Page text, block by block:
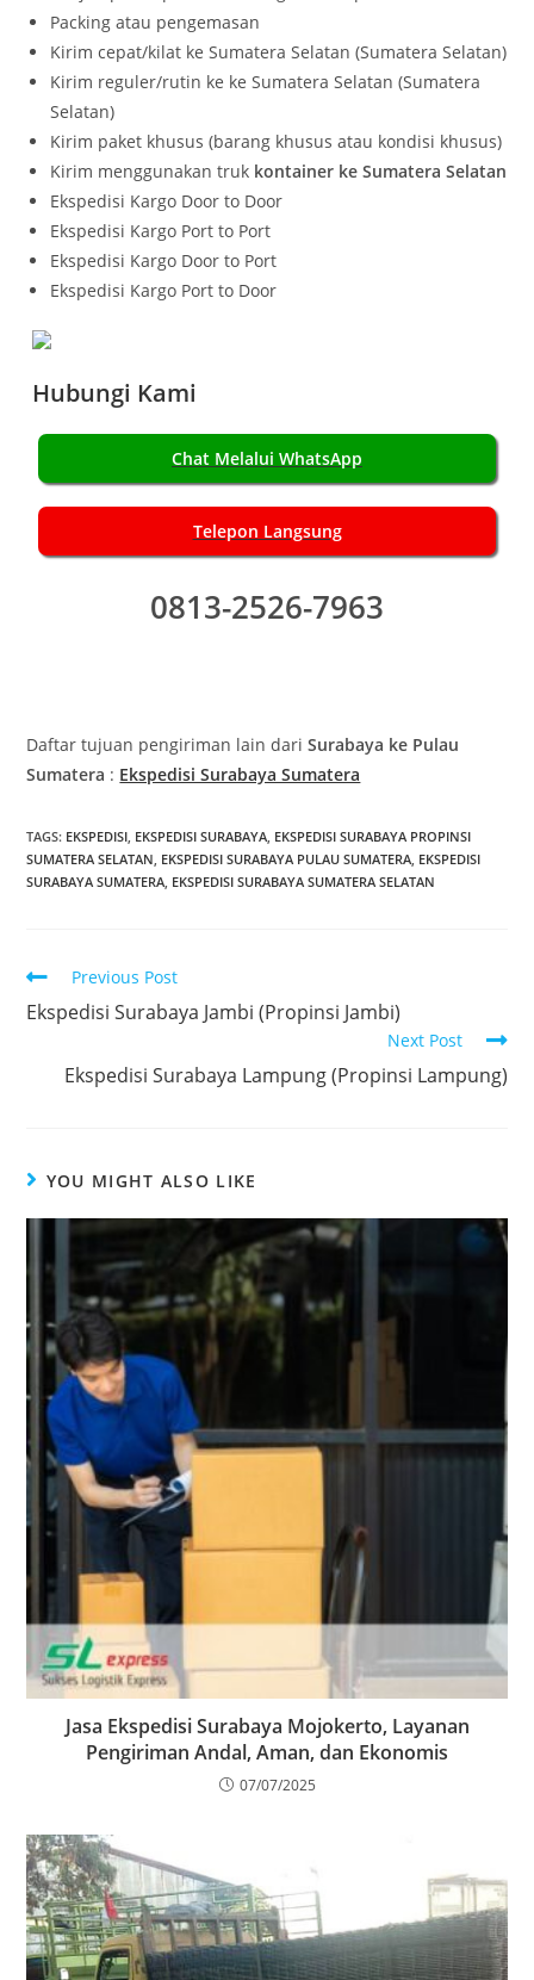
Packing atau pengemasan
Kirim cepat/kilat ke Sumatera Selatan (Sumatera Selatan)
Kirim reguler/rutin ke ke Sumatera Selatan (Sumatera
Selatan)
Kirim paket khusus (barang khusus atau kondisi khusus)
Kirim menggunakan truk kontainer ke Sumatera Selatan
Ekspedisi Kargo Door to Door
Ekspedisi Kargo Port to Port
Ekspedisi Kargo Door to Port
Ekspedisi Kargo Port to Door
Hubungi Kami
Chat Melalui WhatsApp
Telepon Langsung
0813-2526-7963
Daftar tujuan pengiriman lain dariSurabaya ke Pulau
Sumatera : Ekspedisi Surabaya Sumatera
TAGS: EKSPEDISI EKSPEDISI SURABAYA EKSPEDISI SURABAYA PROPINSI
SUMATERA SELATAN EKSPEDISI SURABAYA PULAU SUMATERA EKSPEDISI
SURABAYA SUMATERA EKSPEDISI SURABAYA SUMATERA SELATAN
Previous Post
Ekspedisi Surabaya Jambi (Propinsi Jambi)
Next Post
Ekspedisi Surabaya Lampung (Propinsi Lampung)
YOU MIGHT ALSO LIKE
Jasa Ekspedisi Surabaya Mojokerto, Layanan
Pengiriman Andal, Aman, dan Ekonomis
07/07/2025